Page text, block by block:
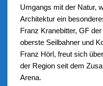
Umgangs mit der Natur,
Architektur ein
Franz Kranebitter, GF
oberste Seilbahner und
Franz Hörl, freut sich
der Region seit dem
Arena.